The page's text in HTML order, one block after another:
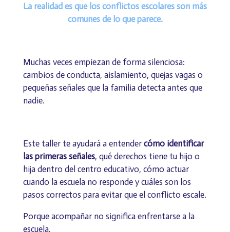
La realidad es que los conflictos escolares son más
comunes de lo que parece.
Muchas veces empiezan de forma silenciosa:
cambios de conducta, aislamiento, quejas vagas o
pequeñas señales que la familia detecta antes que
nadie.
Este taller te ayudará a entender cómo identificar
las primeras señales, qué derechos tiene tu hijo o
hija dentro del centro educativo, cómo actuar
cuando la escuela no responde y cuáles son los
pasos correctos para evitar que el conflicto escale.
Porque acompañar no significa enfrentarse a la
escuela,